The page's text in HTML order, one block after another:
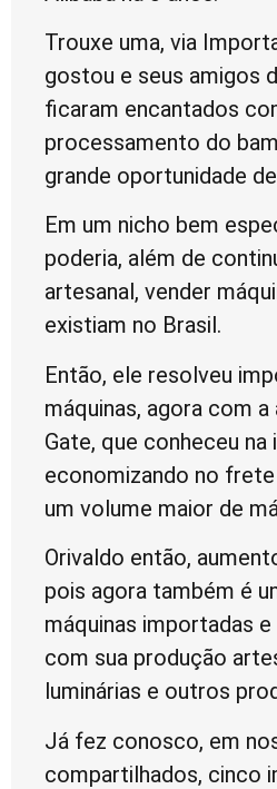
Trouxe uma, via
gostou e seus amigos
ficaram encantados
processamento do
grande oportunidade
Em um nicho bem
poderia, além de
artesanal, vender
existiam no Brasil.
Então, ele resolveu
máquinas, agora com a
Gate, que conheceu na
economizando no
um volume maior de
Orivaldo então,
pois agora também é
máquinas importadas
com sua produção
luminárias e outros
Já fez conosco, em
compartilhados, cinco